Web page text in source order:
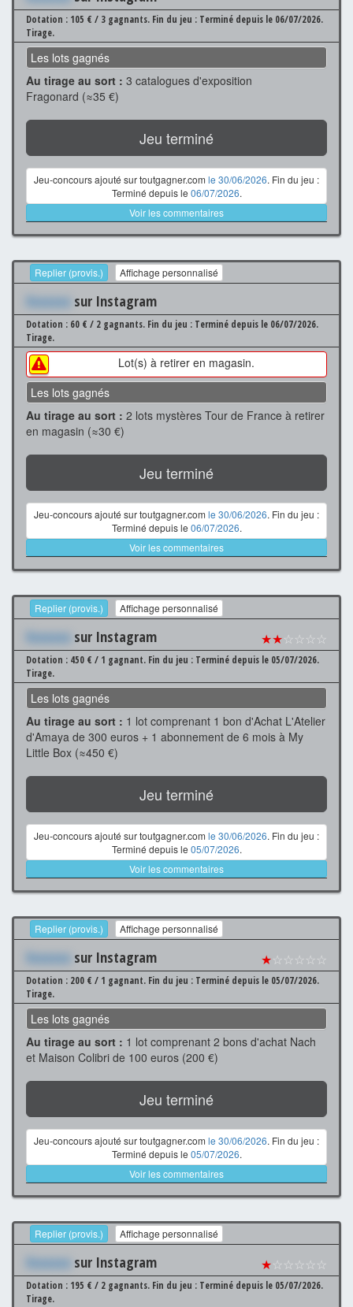
Dotation : 105 € / 3 gagnants. Fin du jeu : Terminé depuis le 06/07/2026.
Tirage.
Les lots gagnés
Au tirage au sort : 3 catalogues d'exposition
Fragonard (≈35 €)
Jeu terminé
Jeu-concours ajouté sur toutgagner.com le 30/06/2026. Fin du jeu :
Terminé depuis le 06/07/2026.
Voir les commentaires
Replier (provis.) Affichage personnalisé
Xxxxxxx sur Instagram
Dotation : 60 € / 2 gagnants. Fin du jeu : Terminé depuis le 06/07/2026.
Tirage.
Lot(s) à retirer en magasin.
Les lots gagnés
Au tirage au sort : 2 lots mystères Tour de France à retirer
en magasin (≈30 €)
Jeu terminé
Jeu-concours ajouté sur toutgagner.com le 30/06/2026. Fin du jeu :
Terminé depuis le 06/07/2026.
Voir les commentaires
Replier (provis.) Affichage personnalisé
Xxxxxxx sur Instagram ★★☆☆☆☆
Dotation : 450 € / 1 gagnant. Fin du jeu : Terminé depuis le 05/07/2026.
Tirage.
Les lots gagnés
Au tirage au sort : 1 lot comprenant 1 bon d'Achat L'Atelier
d'Amaya de 300 euros + 1 abonnement de 6 mois à My
Little Box (≈450 €)
Jeu terminé
Jeu-concours ajouté sur toutgagner.com le 30/06/2026. Fin du jeu :
Terminé depuis le 05/07/2026.
Voir les commentaires
Replier (provis.) Affichage personnalisé
Xxxxxxx sur Instagram ★☆☆☆☆☆
Dotation : 200 € / 1 gagnant. Fin du jeu : Terminé depuis le 05/07/2026.
Tirage.
Les lots gagnés
Au tirage au sort : 1 lot comprenant 2 bons d'achat Nach
et Maison Colibri de 100 euros (200 €)
Jeu terminé
Jeu-concours ajouté sur toutgagner.com le 30/06/2026. Fin du jeu :
Terminé depuis le 05/07/2026.
Voir les commentaires
Replier (provis.) Affichage personnalisé
Xxxxxxx sur Instagram ★☆☆☆☆☆
Dotation : 195 € / 2 gagnants. Fin du jeu : Terminé depuis le 05/07/2026.
Tirage.